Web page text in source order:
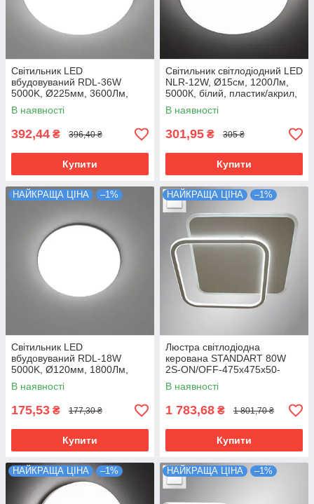
Світильник LED
вбудовуваний RDL-36W
5000K, Ø225мм, 3600Лм,
білий, LUMINARIA
В наявності
392,44 ₴ 396,40 ₴
Купити
Світильник світлодіодний LED
NLR-12W, Ø15см, 1200Лм,
5000К, білий, пластик/акрил,
LUMINARIA
В наявності
301,95 ₴ 305 ₴
Купити
НАЙКРАЩА ЦІНА –1%
Світильник LED
вбудовуваний RDL-18W
5000K, Ø120мм, 1800Лм,
білий, LUMINARIA
В наявності
175,53 ₴ 177,30 ₴
Купити
НАЙКРАЩА ЦІНА –1%
Люстра світлодіодна
керована STANDART 80W
2S-ON/OFF-475х475х50-
WHITE/WHITE-220-IP20
В наявності
1 783,68 ₴ 1 801,70 ₴
Купити
НАЙКРАЩА ЦІНА –1% НАЙКРАЩА ЦІНА –1%